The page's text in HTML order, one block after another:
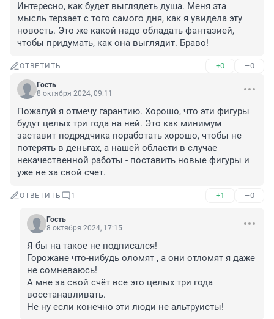
Интересно, как будет выглядеть душа. Меня эта
мысль терзает с того самого дня, как я увидела эту
новость. Это же какой надо обладать фантазией,
чтобы придумать, как она выглядит. Браво!
ОТВЕТИТЬ +0 –0
Гость
8 октября 2024, 09:11
Пожалуй я отмечу гарантию. Хорошо, что эти фигуры
будут целых три года на ней. Это как минимум
заставит подрядчика поработать хорошо, чтобы не
потерять в деньгах, а нашей области в случае
некачественной работы - поставить новые фигуры и
уже не за свой счет.
ОТВЕТИТЬ 1 +1 –0
Гость
8 октября 2024, 17:15
Я бы на такое не подписался!
Горожане что-нибудь оломят , а они отломят я даже
не сомневаюсь!
А мне за свой счёт все это целых три года
восстанавливать.
Не ну если конечно эти люди не альтруисты!